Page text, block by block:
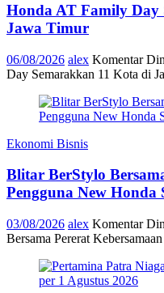
Honda AT Family Day
Jawa Timur
06/08/2026 alex Komentar
Day Semarakkan 11 Kota di
Ekonomi Bisnis
Blitar BerStylo
Pengguna New Honda
03/08/2026 alex Komentar
Bersama Pererat